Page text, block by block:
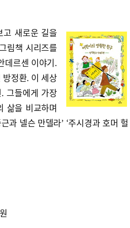
고 새로운 길을
림책 시리즈를
데르센 이야기.
정환. 이 세상
그들에게 가장
삶을 비교하며
과 넬슨 만델라’ ‘주시경과 호머 헐